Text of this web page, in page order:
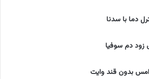
دما با سدنا
زود دم سوفیا
بدون قند وایت